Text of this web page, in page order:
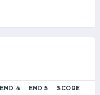
END 4 END 5 SCORE